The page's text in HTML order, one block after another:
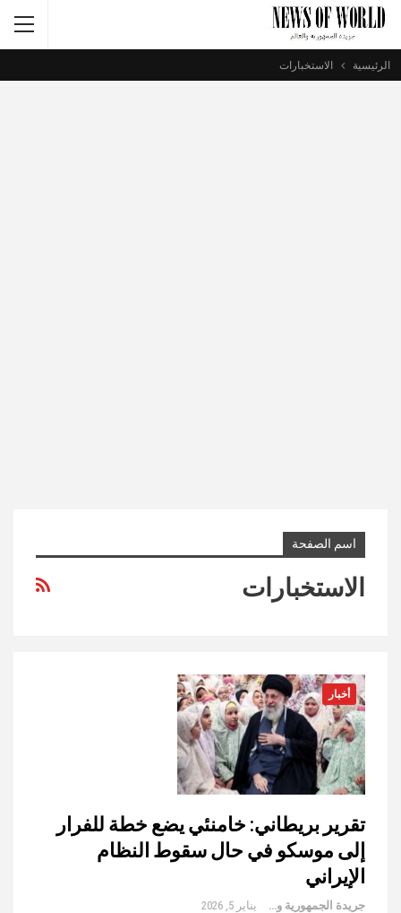
الرئيسية الاستخبارات
اسم الصفحة
الاستخبارات
أخبار
تقرير بريطاني: خامنئي يضع خطة للفرار
إلى موسكو في حال سقوط النظام
الإيراني
جريدة الجمهورية والعالم يناير 5, 2026